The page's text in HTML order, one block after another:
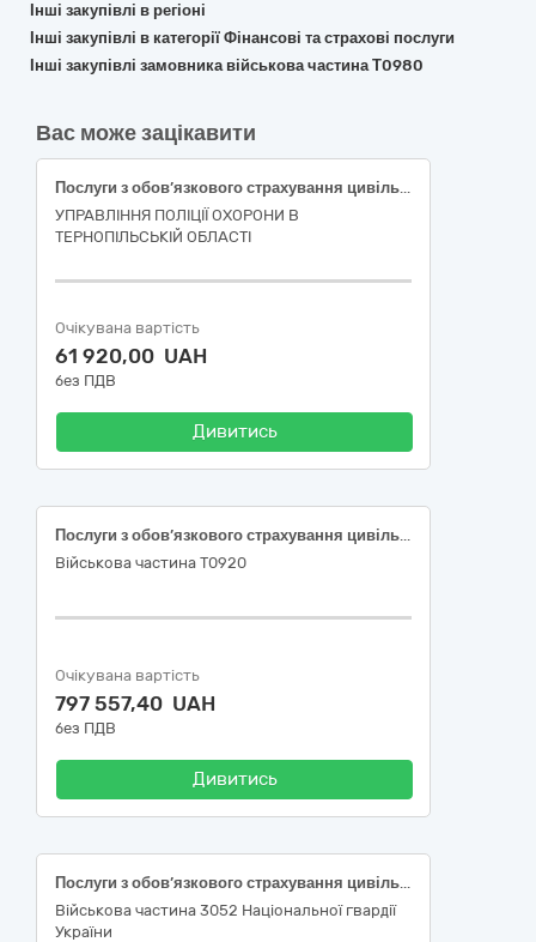
Інші закупівлі в регіоні
Інші закупівлі в категорії Фінансові та страхові послуги
Інші закупівлі замовника військова частина Т0980
Вас може зацікавити
Послуги з обов’язкового страхування цивільно-правової відповідальності власників наземних транспортних засобів (ОСЦПВ)
УПРАВЛІННЯ ПОЛІЦІЇ ОХОРОНИ В
ТЕРНОПІЛЬСЬКІЙ ОБЛАСТІ
Очікувана вартість
61 920,00 UAH
без ПДВ
Дивитись
Послуги з обов’язкового страхування цивільно-правової відповідальності власників наземних транспортних засобів
Військова частина Т0920
Очікувана вартість
797 557,40 UAH
без ПДВ
Дивитись
Послуги з обов’язкового страхування цивільно-правової відповідальності власників наземних транспортних засобів
Військова частина 3052 Національної гвардії
України